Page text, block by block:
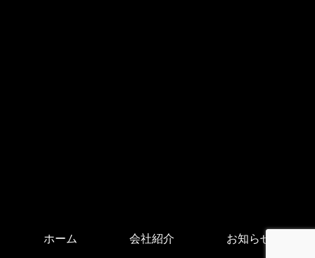
ホーム 会社紹介 お知らせ